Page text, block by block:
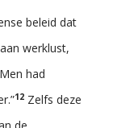
beleid dat
werklust,
had
12 Zelfs deze